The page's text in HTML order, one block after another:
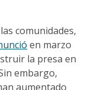
comunidades,
en marzo
la presa en
embargo,
aumentado